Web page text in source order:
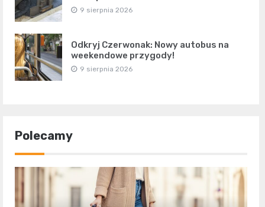
9 sierpnia 2026
Odkryj Czerwonak: Nowy autobus na
weekendowe przygody!
9 sierpnia 2026
Polecamy